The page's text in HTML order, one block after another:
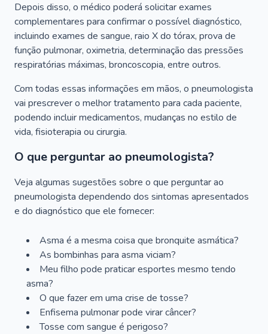
Depois disso, o médico poderá solicitar exames
complementares para confirmar o possível diagnóstico,
incluindo exames de sangue, raio X do tórax, prova de
função pulmonar, oximetria, determinação das pressões
respiratórias máximas, broncoscopia, entre outros.
Com todas essas informações em mãos, o pneumologista
vai prescrever o melhor tratamento para cada paciente,
podendo incluir medicamentos, mudanças no estilo de
vida, fisioterapia ou cirurgia.
O que perguntar ao pneumologista?
Veja algumas sugestões sobre o que perguntar ao
pneumologista dependendo dos sintomas apresentados
e do diagnóstico que ele fornecer:
Asma é a mesma coisa que bronquite asmática?
As bombinhas para asma viciam?
Meu filho pode praticar esportes mesmo tendo
asma?
O que fazer em uma crise de tosse?
Enfisema pulmonar pode virar câncer?
Tosse com sangue é perigoso?